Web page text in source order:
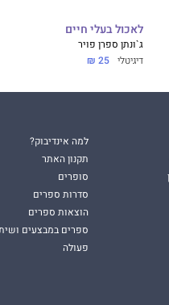
לאכול בעלי חיים
ג`ונתן ספרן פויר
דיגיטלי 25 ₪
למה אינדיבוק?
תקנון האתר
סופרים
סדרות ספרים
הוצאות ספרים
ספרים במבצעים
פעולה